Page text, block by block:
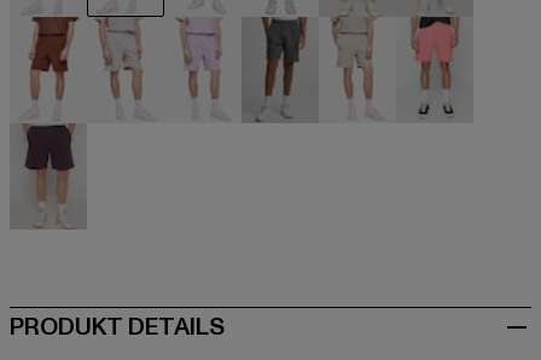
beige schwarzblau blau blau blau
braun
PRODUKT DETAILS